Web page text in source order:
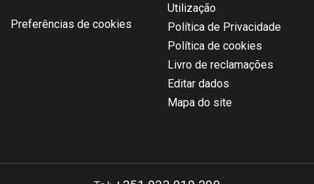
Preferências de cookies
Utilização
Política de Privacidade
Política de cookies
Livro de reclamações
Editar dados
Mapa do site